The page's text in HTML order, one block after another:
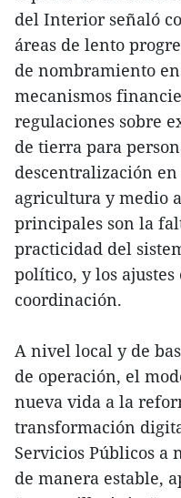
del Interior señaló
áreas de lento
de nombramiento
mecanismos
regulaciones sobre
de tierra para
descentralización
agricultura y medio
principales son la
practicidad del
político, y los ajustes
coordinación.
A nivel local y de
de operación, el
nueva vida a la
transformación
Servicios Públicos a
de manera estable,